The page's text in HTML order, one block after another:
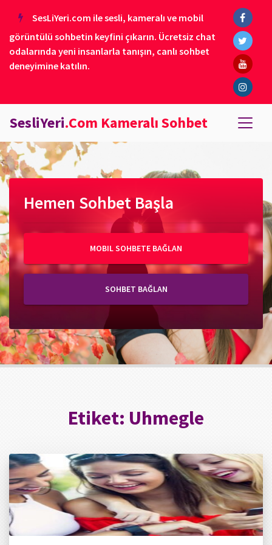
SesLiYeri.com ile sesli, kameralı ve mobil
görüntülü sohbetin keyfini çıkarın. Ücretsiz chat
odalarında yeni insanlarla tanışın, canlı sohbet
deneyimine katılın.
SesliYeri.Com Kameralı Sohbet
Hemen Sohbet Başla
MOBIL SOHBETE BAĞLAN
SOHBET BAĞLAN
Etiket: Uhmegle